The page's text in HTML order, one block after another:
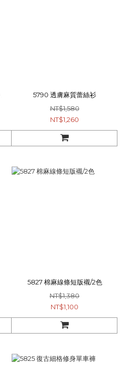
5790 透膚麻質蕾絲衫
NT$1,580
NT$1,260
5827 棉麻線條短版襯/2色
NT$1,380
NT$1,100